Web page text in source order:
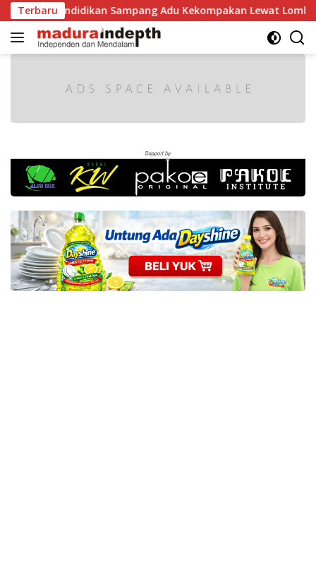
Langsung
ke
konten
TerbaruSampang Adu Kekompakan Lewat Lomba Kereta